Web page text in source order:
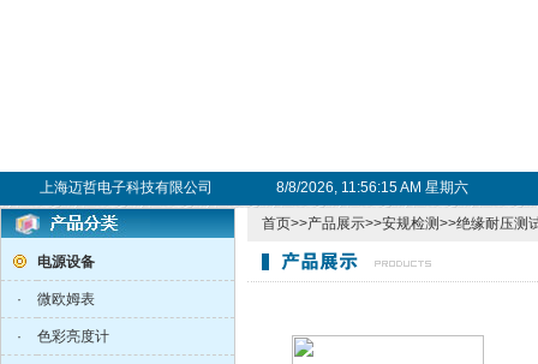
上海迈哲电子科技有限公司 8/8/2026, 11:56:16 AM 星期六
电源设备
· 微欧姆表
· 色彩亮度计
首页>>产品展示>>安规检测>>绝缘耐压测